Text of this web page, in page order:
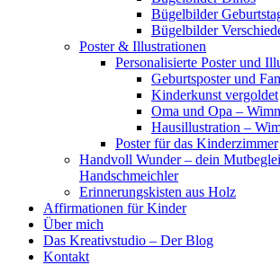
Bügelbilder
Bügelbilder
Poster & Illustrationen
Personalisierte Poster und
Geburtsposter und
Kinderkunst vergoldet
Oma und Opa –
Hausillustration –
Poster für das Kinderzimmer
Handvoll Wunder – dein
Handschmeichler
Erinnerungskisten aus Holz
Affirmationen für Kinder
Über mich
Das Kreativstudio – Der Blog
Kontakt